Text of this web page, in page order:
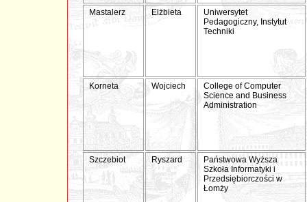
Mastalerz Elżbieta
Uniwersytet
Pedagogiczny, Instytut
Techniki
Korneta Wojciech
College of Computer
Science and Business
Administration
Szczebiot Ryszard
Państwowa Wyższa
Szkoła Informatyki i
Przedsiębiorczości w
Łomży